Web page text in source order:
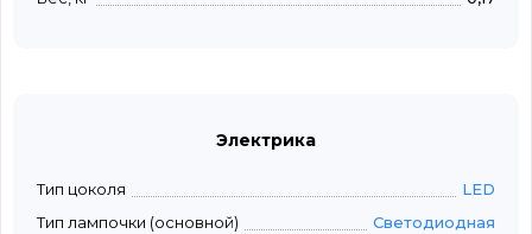
Электрика
Тип цоколя
LED
Тип лампочки (основной)
Светодиодная